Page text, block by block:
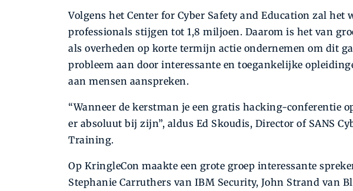
Volgens het Center for Cyber Safety and Education zal
professionals stijgen tot 1,8 miljoen. Daarom is het van
als overheden op korte termijn actie ondernemen om dit
probleem aan door interessante en toegankelijke
aan mensen aanspreken.
“Wanneer de kerstman je een gratis hacking-conferentie
er absoluut bij zijn”, aldus Ed Skoudis, Director of SANS
Training.
Op KringleCon maakte een grote groep interessante
Stephanie Carruthers van IBM Security, John Strand van